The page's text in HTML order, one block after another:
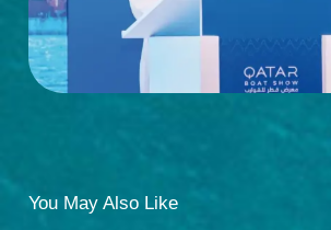
You May Also Like